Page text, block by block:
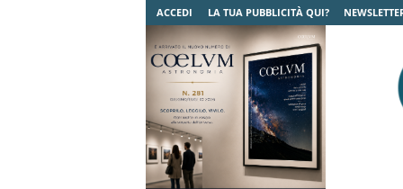
ACCEDI LA TUA PUBBLICITÀ QUI?